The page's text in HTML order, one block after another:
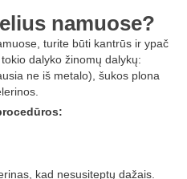
namuose?
turite būti kantrūs ir ypač
dalyko žinomų dalykų:
ne iš metalo), šukos plona
kad nesusiteptų dažais.